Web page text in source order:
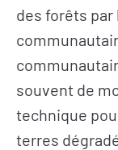
des forêts
souvent de
technique
terres